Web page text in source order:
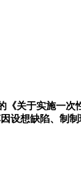
关于实施一次
设想缺陷、制